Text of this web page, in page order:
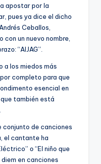
apostar por la
pues ya dice el dicho
Ceballos,
un nuevo nombre,
“AIJAG”.
a los miedos más
completo para que
esencial en
también está
de canciones
el cantante ha
o “El niño que
en canciones